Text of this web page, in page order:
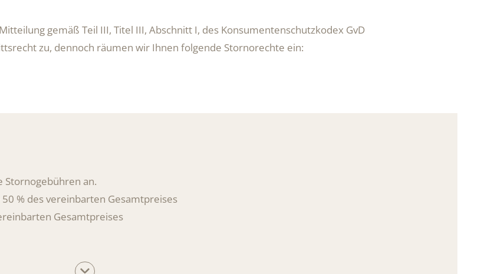
gemäß Teil III, Titel III, Abschnitt I, des Konsumentenschutzkodex GvD
zu, dennoch räumen wir Ihnen folgende Stornorechte ein:
Stornogebühren an.
% des vereinbarten Gesamtpreises
Gesamtpreises